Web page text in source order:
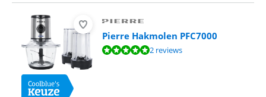
Pierre Hakmolen PFC7000
Beoordeling is 10 van de 10, gebaseerd op 2 reviews.
2 reviews